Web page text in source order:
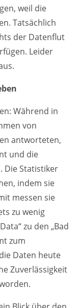
weil die
Tatsächlich
der Datenflut
Leider
Während in
von
antworteten,
und die
Die Statistiker
indem sie
messen sie
zu wenig
zu den „Bad
zum
Daten heute
Zuverlässigkeit